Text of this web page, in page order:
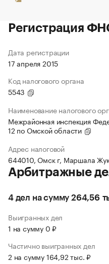
Регистрация
Дата регистрации
17 апреля 2015
Код налогового органа
5543
Наименование налогового
Межрайонная инспекция
12 по Омской области
Адрес налоговой
644010, Омск г, Маршала
Арбитражные
4 дел на сумму 264,56
Выигранных дел
1 на сумму 0 ₽
Частично выигранных дел
2 на сумму 164,92 тыс. ₽